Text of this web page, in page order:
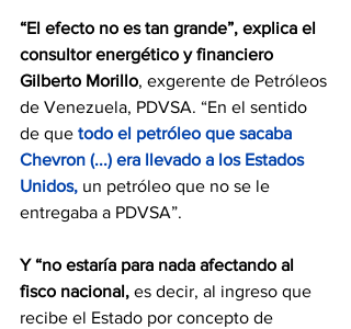
“El efecto no es tan grande”, explica el
consultor energético y financiero
Gilberto Morillo, exgerente de Petróleos
de Venezuela, PDVSA. “En el sentido
de que todo el petróleo que sacaba
Chevron (...) era llevado a los Estados
Unidos, un petróleo que no se le
entregaba a PDVSA”.
Y “no estaría para nada afectando al
fisco nacional, es decir, al ingreso que
recibe el Estado por concepto de